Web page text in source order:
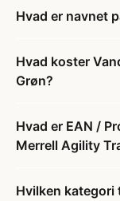
Hvad er navnet
Hvad koster
Grøn?
Hvad er EAN /
Merrell Agility
Hvilken kategori